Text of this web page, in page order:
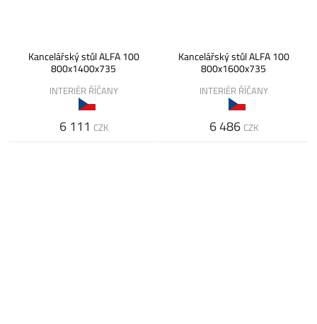
Kancelářský stůl ALFA 100
800x1400x735
INTERIÉR ŘÍČANY
6 111 CZK
Kancelářský stůl ALFA 100
800x1600x735
INTERIÉR ŘÍČANY
6 486 CZK